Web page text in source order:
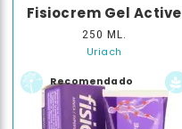
Fisiocrem Gel Active
250 ML.
Uriach
Recomendado